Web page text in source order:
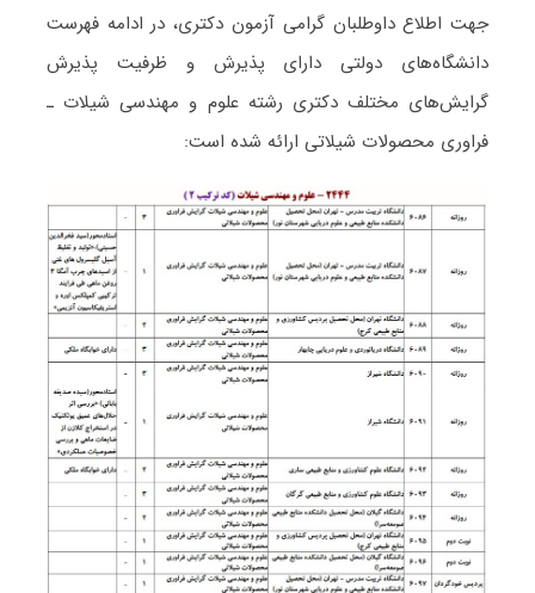
جهت اطلاع داوطلبان گرامی آزمون دکتری، در ادامه فهرست
دانشگاه‌های دولتی دارای پذیرش و ظرفیت پذیرش
گرایش‌های مختلف دکتری رشته ﻋﻠﻮم و مهندسی ﺷﻴﻼت ـ
ﻓﺮاوری ﻣﺤﺼﻮﻻت شیلاتی ارائه شده است: